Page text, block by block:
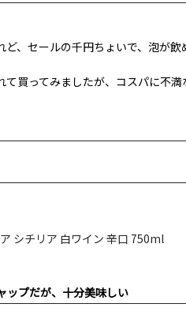
、セールの千円ちょいで、泡が
買ってみましたが、コスパに不満
シチリア 白ワイン 辛口 750ml
ップだが、十分美味しい